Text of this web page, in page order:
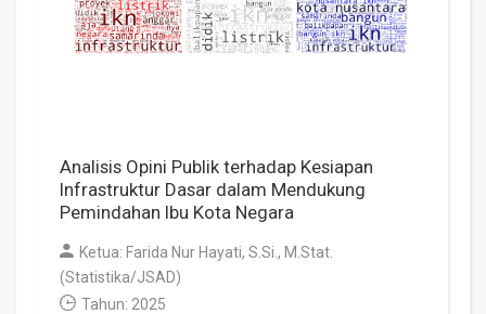
Analisis Opini Publik terhadap Kesiapan
Infrastruktur Dasar dalam Mendukung
Pemindahan Ibu Kota Negara
Ketua: Farida Nur Hayati, S.Si., M.Stat.
(Statistika/JSAD)
Tahun: 2025